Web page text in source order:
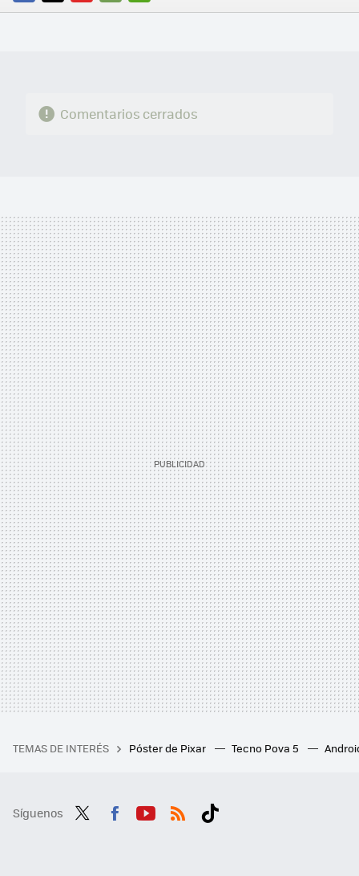
FACEBOOK
TWITTERFLIPBOARD
E-
WHATSAPP
Comentarios cerrados
TEMAS DE INTERÉS Póster de Pixar Tecno Pova 5
Síguenos